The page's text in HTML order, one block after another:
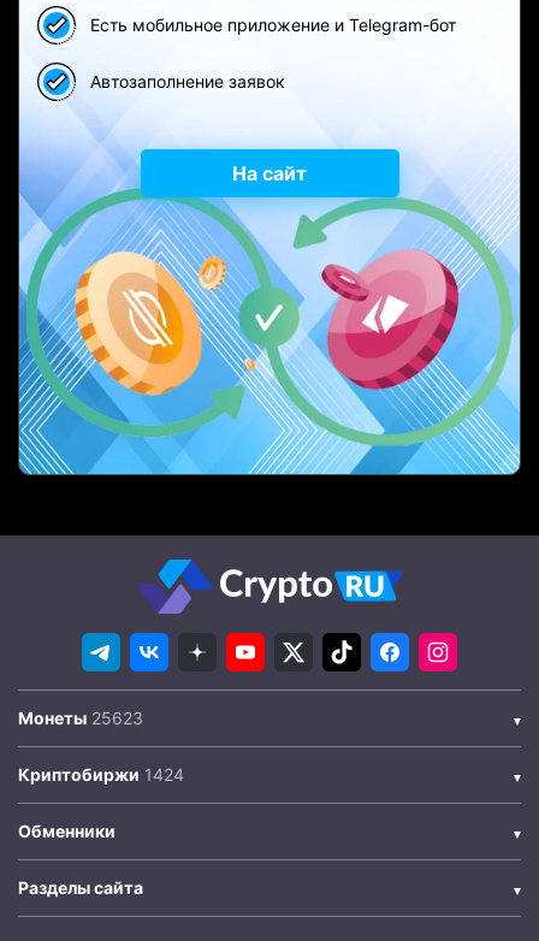
Есть мобильное приложение и Telegram-бот
Автозаполнение заявок
На сайт
Монеты
Криптобиржи
Обменники
Разделы сайта